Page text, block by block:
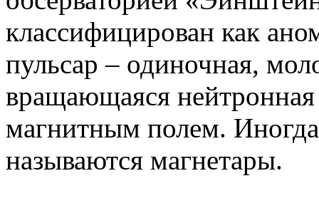
классифицирован как
пульсар – одиночная,
вращающаяся нейтронная
магнитным полем.
называются магнетары.